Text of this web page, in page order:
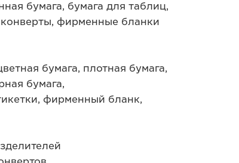
бумага, бумага для таблиц,
конверты, фирменные бланки
бумага, плотная бумага,
бумага,
фирменный бланк,